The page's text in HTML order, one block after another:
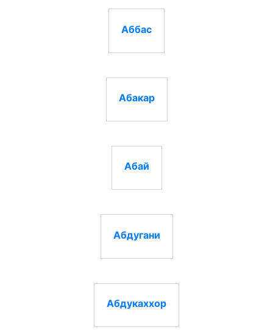
Аббас
Абакар
Абай
Абдугани
Абдукаххор